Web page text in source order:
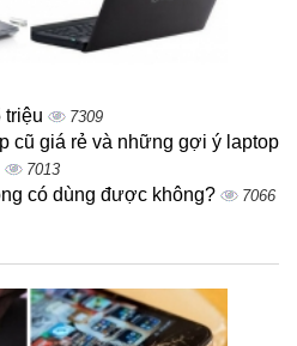
triệu 7309
cũ giá rẻ và những gợi ý laptop
7013
có dùng được không? 7066